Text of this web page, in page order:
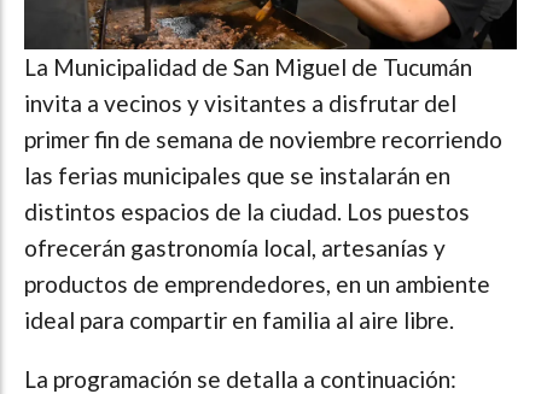
La Municipalidad de San Miguel de Tucumán
invita a vecinos y visitantes a disfrutar del
primer fin de semana de noviembre recorriendo
las ferias municipales que se instalarán en
distintos espacios de la ciudad. Los puestos
ofrecerán gastronomía local, artesanías y
productos de emprendedores, en un ambiente
ideal para compartir en familia al aire libre.
La programación se detalla a continuación: